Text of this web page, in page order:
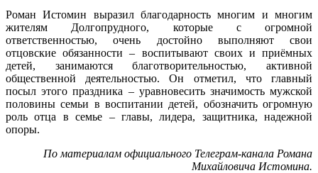
Роман Истомин выразил благодарность многим и многим
жителям Долгопрудного, которые с огромной
ответственностью, очень достойно выполняют свои
отцовские обязанности – воспитывают своих и приёмных
детей, занимаются благотворительностью, активной
общественной деятельностью. Он отметил, что главный
посыл этого праздника – уравновесить значимость мужской
половины семьи в воспитании детей, обозначить огромную
роль отца в семье – главы, лидера, защитника, надежной
опоры.
По материалам официального Телеграм-канала Романа
Михайловича Истомина.